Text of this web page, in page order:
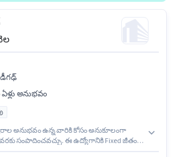
అనుభవం
అనుభవం ఉన్న వారికి కోసం అనుకూలంగా
వరకు సంపాదించవచ్చు. ఈ ఉద్యోగానికి Fixed జీతం